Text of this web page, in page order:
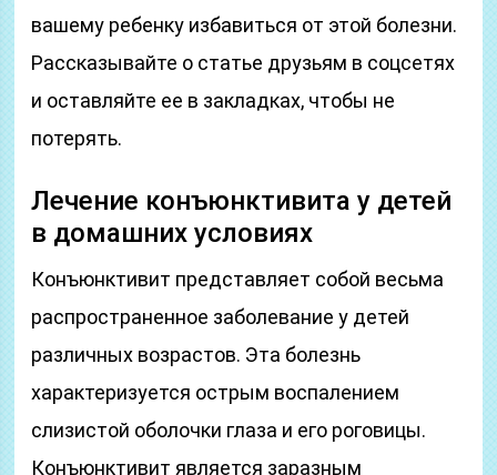
вашему ребенку избавиться от этой болезни.
Рассказывайте о статье друзьям в соцсетях
и оставляйте ее в закладках, чтобы не
потерять.
Лечение конъюнктивита у детей
в домашних условиях
Конъюнктивит представляет собой весьма
распространенное заболевание у детей
различных возрастов. Эта болезнь
характеризуется острым воспалением
слизистой оболочки глаза и его роговицы.
Конъюнктивит является заразным